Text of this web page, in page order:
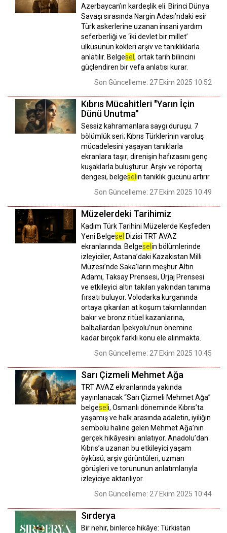
Azerbaycan’ın kardeşlik eli. Birinci Dünya
Savaşı sırasında Nargin Adası’ndaki esir
Türk askerlerine uzanan insani yardım
seferberliği ve ‘iki devlet bir millet’
ülküsünün kökleri arşiv ve tanıklıklarla
anlatılır. Belgesel , ortak tarih bilincini
güçlendiren bir vefa anlatısı kurar.
Son Güncelleme: 27 Ekim 2025 10:52
Kıbrıs Mücahitleri "Yarın İçin
Dünü Unutma"
Sessiz kahramanlara saygı duruşu. 7
bölümlük seri; Kıbrıs Türklerinin varoluş
mücadelesini yaşayan tanıklarla
ekranlara taşır; direnişin hafızasını genç
kuşaklarla buluşturur. Arşiv ve röportaj
dengesi, belgesel in tanıklık gücünü artırır.
Son Güncelleme: 27 Ekim 2025 10:49
Müzelerdeki Tarihimiz
Kadim Türk Tarihini Müzelerde Keşfeden
Yeni Belgesel Dizisi TRT AVAZ
ekranlarında. Belgesel in bölümlerinde
izleyiciler, Astana’daki Kazakistan Milli
Müzesi’nde Saka’ların meşhur Altın
Adamı, Taksay Prensesi, Ürjaj Prensesi
ve etkileyici altın takıları yakından tanıma
fırsatı buluyor. Volodarka kurganında
ortaya çıkarılan at koşum takımlarından
bakır ve bronz ritüel kazanlarına,
balballardan İpekyolu’nun önemine
kadar birçok farklı konu ele alınmakta.
Son Güncelleme: 27 Ekim 2025 10:45
Sarı Çizmeli Mehmet Ağa
TRT AVAZ ekranlarında yakında
yayınlanacak “Sarı Çizmeli Mehmet Ağa”
belgesel i, Osmanlı döneminde Kıbrıs’ta
yaşamış ve halk arasında adaletin, iyiliğin
sembolü haline gelen Mehmet Ağa’nın
gerçek hikâyesini anlatıyor. Anadolu’dan
Kıbrıs’a uzanan bu etkileyici yaşam
öyküsü, arşiv görüntüleri, uzman
görüşleri ve torununun anlatımlarıyla
izleyiciye aktarılıyor.
Son Güncelleme: 27 Ekim 2025 10:44
Sırderya
Bir nehir, binlerce hikâye: Türkistan